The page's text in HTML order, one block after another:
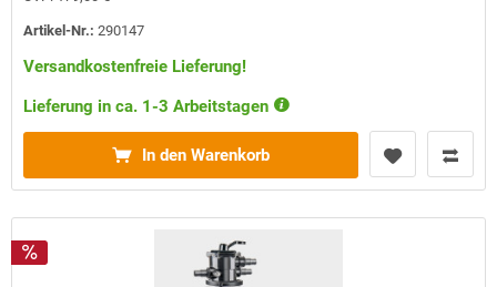
Artikel-Nr.:290147
Versandkostenfreie Lieferung!
Lieferung in ca. 1-3 Arbeitstagen
In den Warenkorb